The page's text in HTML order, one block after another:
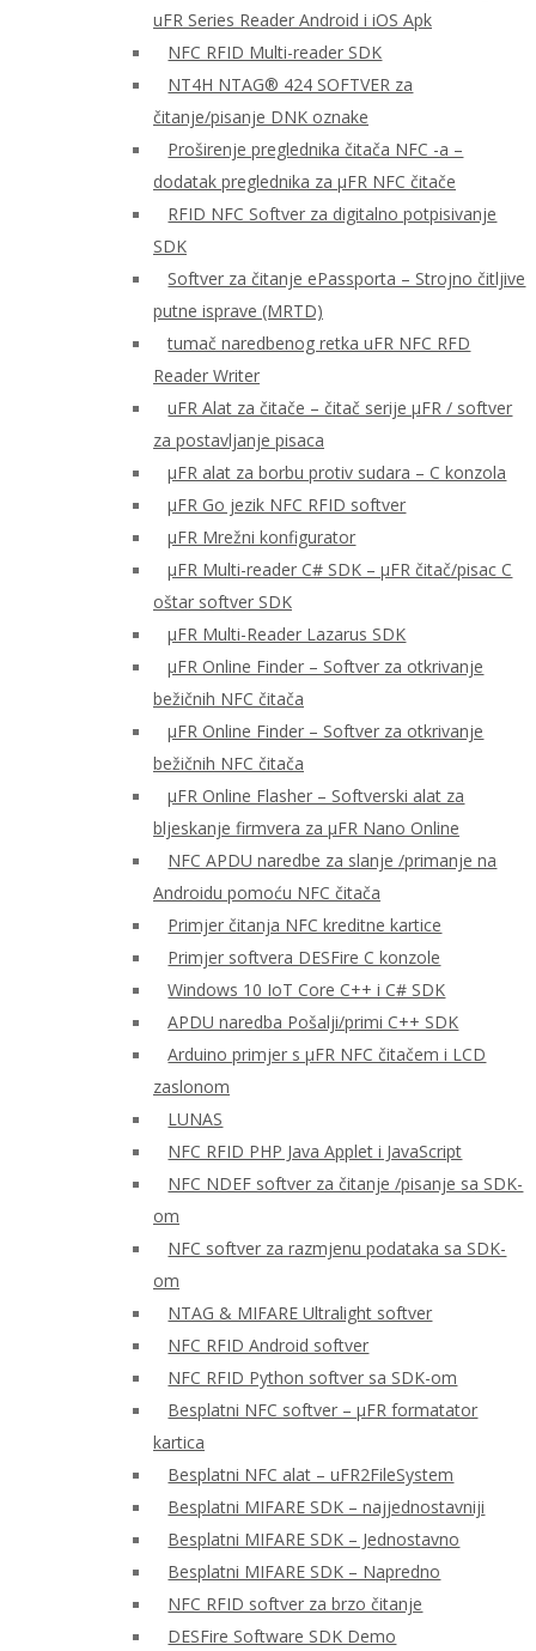
uFR Series Reader Android i iOS Apk
NFC RFID Multi-reader SDK
NT4H NTAG® 424 SOFTVER za
čitanje/pisanje DNK oznake
Proširenje preglednika čitača NFC -a –
dodatak preglednika za μFR NFC čitače
RFID NFC Softver za digitalno potpisivanje
SDK
Softver za čitanje ePassporta – Strojno čitljive
putne isprave (MRTD)
tumač naredbenog retka uFR NFC RFD
Reader Writer
uFR Alat za čitače – čitač serije μFR / softver
za postavljanje pisaca
μFR alat za borbu protiv sudara – C konzola
μFR Go jezik NFC RFID softver
μFR Mrežni konfigurator
μFR Multi-reader C# SDK – μFR čitač/pisac C
oštar softver SDK
μFR Multi-Reader Lazarus SDK
μFR Online Finder – Softver za otkrivanje
bežičnih NFC čitača
μFR Online Finder – Softver za otkrivanje
bežičnih NFC čitača
μFR Online Flasher – Softverski alat za
bljeskanje firmvera za μFR Nano Online
NFC APDU naredbe za slanje /primanje na
Androidu pomoću NFC čitača
Primjer čitanja NFC kreditne kartice
Primjer softvera DESFire C konzole
Windows 10 IoT Core C++ i C# SDK
APDU naredba Pošalji/primi C++ SDK
Arduino primjer s μFR NFC čitačem i LCD
zaslonom
LUNAS
NFC RFID PHP Java Applet i JavaScript
NFC NDEF softver za čitanje /pisanje sa SDK-
om
NFC softver za razmjenu podataka sa SDK-
om
NTAG & MIFARE Ultralight softver
NFC RFID Android softver
NFC RFID Python softver sa SDK-om
Besplatni NFC softver – μFR formatator
kartica
Besplatni NFC alat – uFR2FileSystem
Besplatni MIFARE SDK – najjednostavniji
Besplatni MIFARE SDK – Jednostavno
Besplatni MIFARE SDK – Napredno
NFC RFID softver za brzo čitanje
DESFire Software SDK Demo